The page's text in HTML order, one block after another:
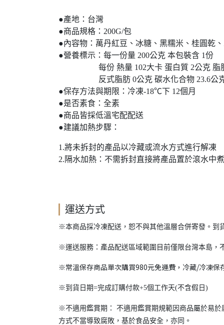
●產地：台灣
●商品規格：200G/包
●內容物：萬丹紅豆、冰糖、黑糯米、桂圓乾
●營養標示：每一份量 200公克 本包裝含 1份
每份 熱量 102大卡 蛋白質 2公克 脂肪
反式脂肪 0公克 碳水化合物 23.6公克
●保存方法與期限：冷凍-18℃下 12個月
●是否素食：全素
●商品皆採低溫宅配配送
●建議加熱步驟：
1.將未拆封的產品以冷藏或流水方式進行解凍
2.隔水加熱：不需拆封直接將產品置於滾水中
運送方式
※本商品採冷凍配送，恕不與其他溫層合併寄發。到
※運送服務：產品配送區域範圍目前僅限台灣本島，
※常溫保存商品單次購買980元免運費，冷藏/冷凍
※到貨日期=完成訂購付款+5個工作天(不含假日)
※不適用鑑賞期： 不適用鑑賞期規範因商品屬於易
方式不當導致腐敗，基於食品安全，亦同。